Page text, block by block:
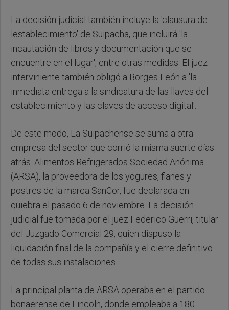
La decisión judicial también incluye la 'clausura de
lestablecimiento' de Suipacha, que incluirá 'la
incautación de libros y documentación que se
encuentre en el lugar', entre otras medidas. El juez
interviniente también obligó a Borges León a 'la
inmediata entrega a la sindicatura de las llaves del
establecimiento y las claves de acceso digital'.
De este modo, La Suipachense se suma a otra
empresa del sector que corrió la misma suerte días
atrás. Alimentos Refrigerados Sociedad Anónima
(ARSA), la proveedora de los yogures, flanes y
postres de la marca SanCor, fue declarada en
quiebra el pasado 6 de noviembre. La decisión
judicial fue tomada por el juez Federico Güerri, titular
del Juzgado Comercial 29, quien dispuso la
liquidación final de la compañía y el cierre definitivo
de todas sus instalaciones.
La principal planta de ARSA operaba en el partido
bonaerense de Lincoln, donde empleaba a 180